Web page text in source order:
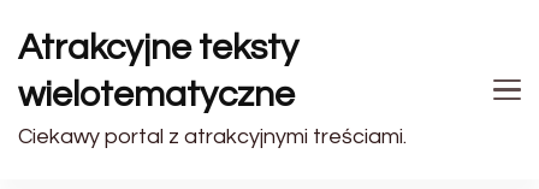
Atrakcyjne teksty
wielotematyczne
Ciekawy portal z atrakcyjnymi treściami.